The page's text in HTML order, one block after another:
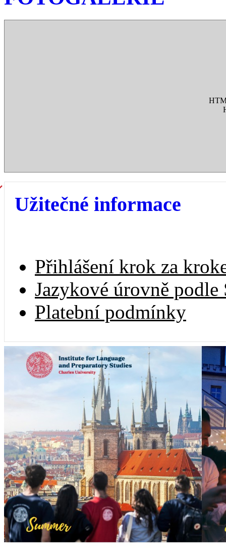
Užitečné informace
Přihlášení krok za
Jazykové úrovně podle
Platební podmínky